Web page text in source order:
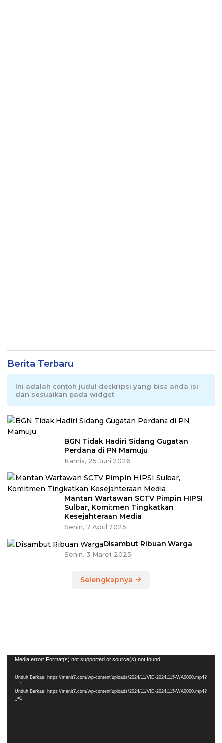
Berita Terbaru
Ini adalah contoh judul deskripsi yang bisa anda isi
dan sesuaikan pada widget
BGN Tidak Hadiri Sidang Gugatan
Perdana di PN Mamuju
Kamis, 25 Juni 2026
Mantan Wartawan SCTV Pimpin HIPSI
Sulbar, Komitmen Tingkatkan
Kesejahteraan Media
Senin, 7 April 2025
Disambut Ribuan Warga
Senin, 3 Maret 2025
Selengkapnya
Pemutar
Media error: Format(s) not supported or source(s) not found
Unduh Berkas: https://menit7.com/wp-content/uploads/2024/11/VID-20241115-WA0000.mp4?
_=1
Unduh Berkas: https://menit7.com/wp-content/uploads/2024/11/VID-20241115-WA0000.mp4?
_=1